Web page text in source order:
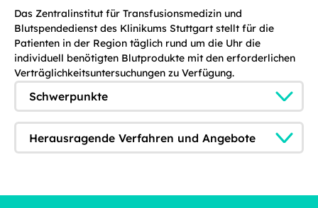
Das Zentralinstitut für Transfusionsmedizin und
Blutspendedienst des Klinikums Stuttgart stellt für die
Patienten in der Region täglich rund um die Uhr die
individuell benötigten Blutprodukte mit den erforderlichen
Verträglichkeitsuntersuchungen zu Verfügung.
Schwerpunkte
Herausragende Verfahren und Angebote